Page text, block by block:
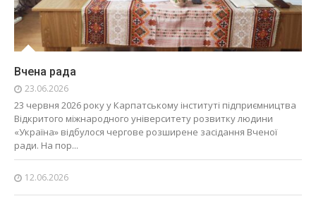
Вчена рада
23.06.2026
23 червня 2026 року у Карпатському інституті підприємництва
Відкритого міжнародного університету розвитку людини
«Україна» відбулося чергове розширене засідання Вченої
ради. На пор...
12.06.2026